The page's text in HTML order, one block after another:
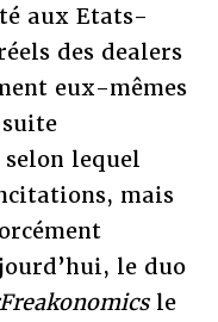
aux Etats-
des dealers
eux-mêmes
lequel
mais
le duo
le